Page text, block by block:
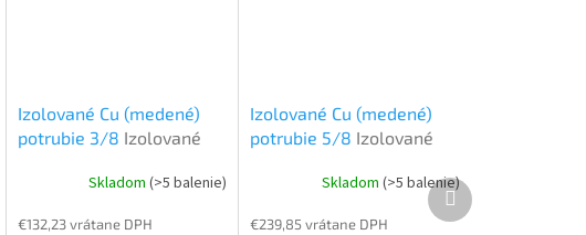
Izolované Cu (medené)
potrubie 3/8 Izolované
Skladom(>5 balenie)
€132,23 vrátane DPH
Izolované Cu (medené)
potrubie 5/8 Izolované
Skladom (>5 balenie)
€239,85 vrátane DPH
Ďalší
produkt